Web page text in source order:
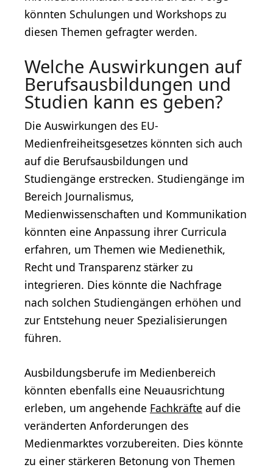
könnten Schulungen und Workshops zu
diesen Themen gefragter werden.
Welche Auswirkungen auf
Berufsausbildungen und
Studien kann es geben?
Die Auswirkungen des EU-
Medienfreiheitsgesetzes könnten sich auch
auf die Berufsausbildungen und
Studiengänge erstrecken. Studiengänge im
Bereich Journalismus,
Medienwissenschaften und Kommunikation
könnten eine Anpassung ihrer Curricula
erfahren, um Themen wie Medienethik,
Recht und Transparenz stärker zu
integrieren. Dies könnte die Nachfrage
nach solchen Studiengängen erhöhen und
zur Entstehung neuer Spezialisierungen
führen.
Ausbildungsberufe im Medienbereich
könnten ebenfalls eine Neuausrichtung
erleben, um angehende Fachkräfte auf die
veränderten Anforderungen des
Medienmarktes vorzubereiten. Dies könnte
zu einer stärkeren Betonung von Themen